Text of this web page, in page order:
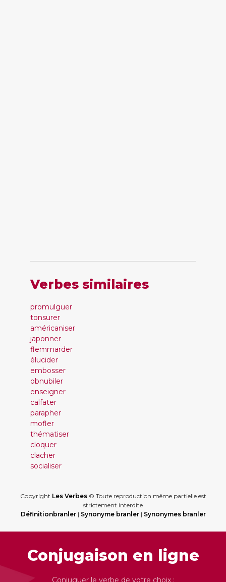
Verbes similaires
promulguer
tonsurer
américaniser
japonner
flemmarder
élucider
embosser
obnubiler
enseigner
calfater
parapher
mofler
thématiser
cloquer
clacher
socialiser
Copyright Les Verbes© Toute reproduction même partielle est
strictement interdite
Définitionbranler| Synonyme branler| Synonymes branler
Conjugaison en ligne
Conjuguer le verbe de votre choix :